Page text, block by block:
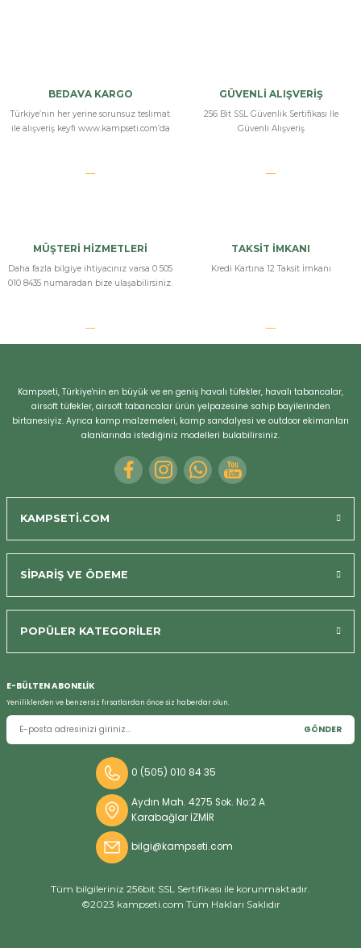
aynı gün kargoya teslim ettiler 2 günde elime ulaştı paketleme çok
güzel yapılmış teşekkürler
hatsan-factor-sniper-s-pcp-havali-tufek
h... ö... | 23/03/2025
BEDAVA KARGO
Türkiye’nin her yerine sorunsuz teslimat
ile alışveriş keyfi www.kampseti.com’da
GÜVENLİ ALIŞVERİŞ
256 Bit SSL Güvenlik Sertifikası İle
Güvenli Alışveriş
MÜŞTERİ HİZMETLERİ
Daha fazla bilgiye ihtiyacınız varsa 0 505
010 8435 numaradan bize ulaşabilirsiniz.
TAKSİT İMKANI
Kredi Kartına 12 Taksit İmkanı
Kampseti, Türkiye'nin en büyük ve en geniş havalı tüfekler, havalı tabancalar,
airsoft tüfekler, airsoft tabancalar ürün yelpazesine sahip bayilerinden
birtanesiyiz. Ayrıca kamp malzemeleri, kamp sandalyesi ve outdoor ekimanları
alanlarında istediğiniz modelleri bulabilirsiniz.
KAMPSETİ.COM
SİPARİŞ VE ÖDEME
POPÜLER KATEGORİLER
E-BÜLTEN ABONELİK
Yeniliklerden ve benzersiz fırsatlardan önce siz haberdar olun.
GÖNDER
0 (505) 010 84 35
Aydın Mah. 4275 Sok. No:2 A
Karabağlar İZMİR
bilgi@kampseti.com
Tüm bilgileriniz 256bit SSL Sertifikası ile korunmaktadır.
©2023 kampseti.com Tüm Hakları Saklıdır
Bizi Arayın